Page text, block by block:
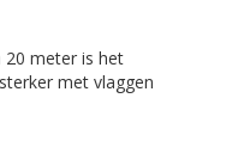
meter is het
met vlaggen